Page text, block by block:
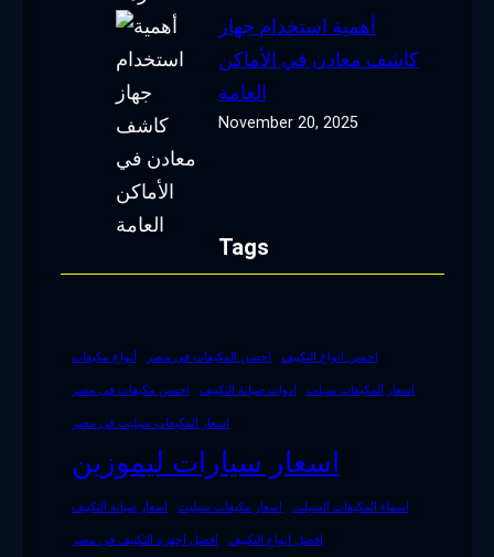
أهمية استخدام جهاز
كاشف معادن في الأماكن
العامة
November 20, 2025
Tags
أنواع مكيفات احسن المكيفات في مصر احسن انواع التكييف
احسن مكيفات في مصر ادوات صيانة التكييف اسعار المكيفات سبلت
اسعار المكيفات سبليت في مصر
اسعار سيارات ليموزين
اسعار صيانة التكييف اسعار مكيفات سبليت اسماء المكيفات السبلت
افضل اجهزة التكييف فى مصر افضل انواع التكييف